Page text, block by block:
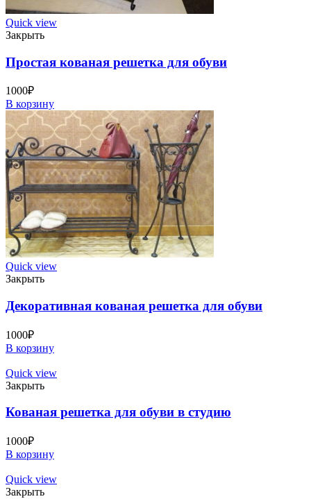
Quick view
Закрыть
Простая кованая решетка для обуви
1000₽
В корзину
Quick view
Закрыть
Декоративная кованая решетка для обуви
1000₽
В корзину
Quick view
Закрыть
Кованая решетка для обуви в студию
1000₽
В корзину
Quick view
Закрыть